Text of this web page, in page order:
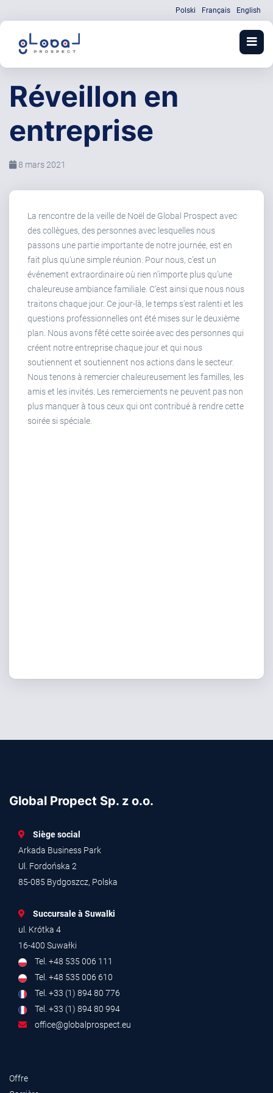
Polski Français English
Réveillon en
entreprise
8 mars 2021
La rencontre de la veille de Noël de Global Prospect avec
des collègues, des personnes avec lesquelles nous
passons une partie importante de notre journée, est en
fait plus qu’une simple réunion. Pour nous, c’est un
événement extraordinaire où rien n’importe plus qu’une
chaleureuse ambiance familiale. C’est ainsi que nous nous
traitons chaque jour. Ce jour-là, le temps s’est ralenti et les
questions professionnelles ont été mises sur le deuxième
plan. Nous avons fêté cette soirée avec des personnes qui
créent notre entreprise chaque jour et qui nous
soutiennent et soutiennent nos actions dans le secteur.
Nous tenons à remercier chaleureusement les familles, les
amis et les invités. Les remerciements ne peuvent pas non
plus manquer à tous ceux qui ont contribué à rendre cette
soirée si spéciale.
Global Propect Sp. z o.o.
Siège social
Arkada Business Park
Ul. Fordońska 2
85-085 Bydgoszcz, Polska
Succursale à Suwalki
ul. Krótka 4
16-400 Suwałki
Tel. +48 535 006 111
Tel. +48 535 006 610
Tel. +33 (1) 894 80 776
Tel. +33 (1) 894 80 994
office@globalprospect.eu
Offre